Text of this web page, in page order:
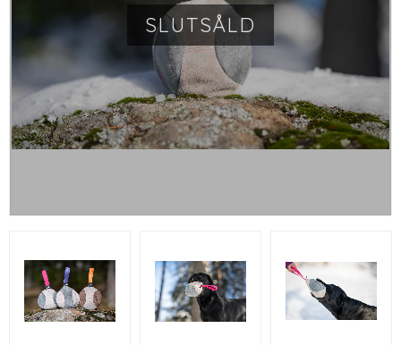
SLUTSÅLD